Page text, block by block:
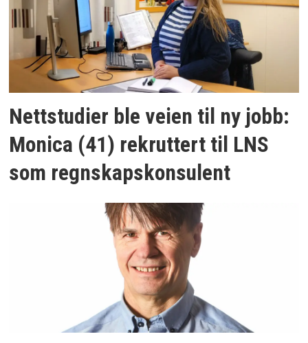
Nettstudier ble veien til ny jobb:
Monica (41) rekruttert til LNS
som regnskapskonsulent